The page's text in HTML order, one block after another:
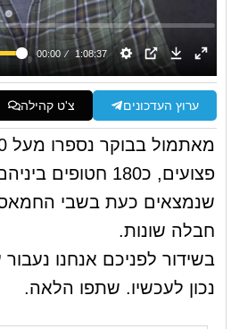
ערוץ העדכונים צ'ט קהילה
פצועים, כ180
שנמצאים כעת בשבי
חבלה שונות.
בשידור לפניכם אנחנו
נכון לעכשיו. שתפו הלאה.